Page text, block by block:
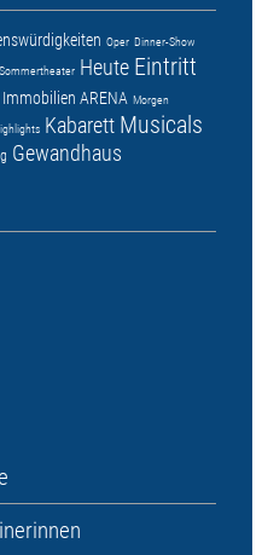
Oper Dinner-Show
Sommertheater Heute Eintritt
Immobilien ARENA Morgen
Kabarett Musicals
Gewandhaus